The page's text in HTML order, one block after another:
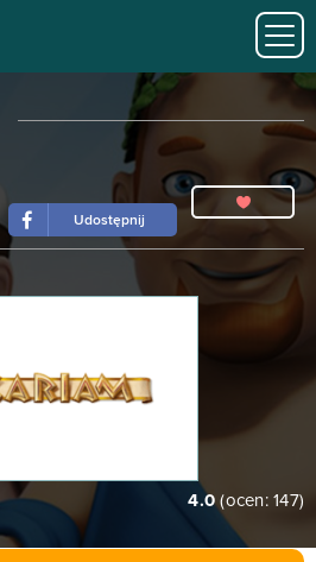
Udostępnij
4.0(ocen: 147)